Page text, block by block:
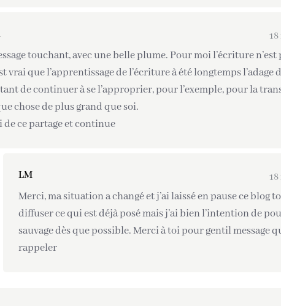
18
touchant, avec une belle plume. Pour moi l’écriture
vrai que l’apprentissage de l’écriture à été longtemps l’adage
de continuer à se l’approprier, pour l’exemple, pour la
chose de plus grand que soi.
de ce partage et continue
LM 18
Merci, ma situation a changé et j’ai laissé en pause ce blog
diffuser ce qui est déjà posé mais j’ai bien l’intention de
sauvage dès que possible. Merci à toi pour gentil message
rappeler